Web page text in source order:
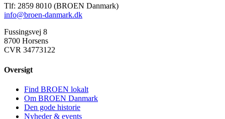
Tlf: 2859 8010 (BROEN Danmark)
info@broen-danmark.dk
Fussingsvej 8
8700 Horsens
CVR 34773122
Oversigt
Find BROEN lokalt
Om BROEN Danmark
Den gode historie
Nyheder & events